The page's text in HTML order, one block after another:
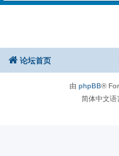
论坛首页
由 phpBB®
简体中文语